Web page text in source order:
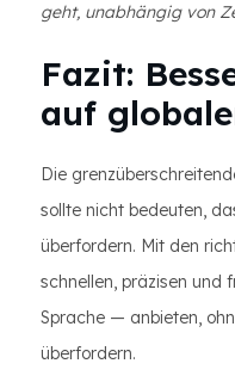
geht, unabhängig von
Fazit:
auf
Die
sollte nicht bedeuten,
überfordern. Mit den
schnellen, präzisen und
Sprache — anbieten,
überfordern.